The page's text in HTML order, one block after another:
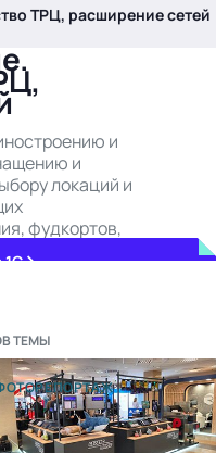
1С
ТРЦ, расширение сетей
и
и
локаций и
фудкортов,
ТЕМЫ